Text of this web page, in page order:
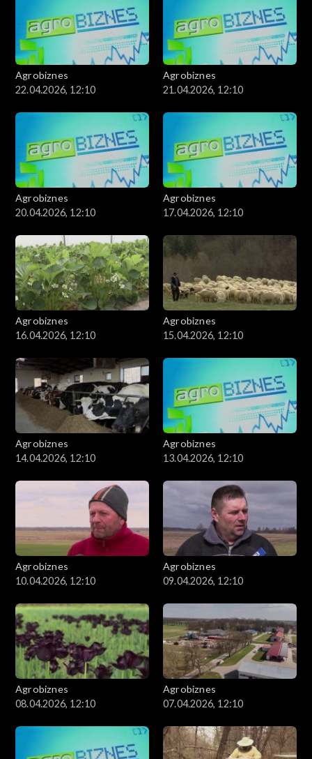
Agrobiznes
22.04.2026, 12:10
Agrobiznes
21.04.2026, 12:10
Agrobiznes
20.04.2026, 12:10
Agrobiznes
17.04.2026, 12:10
Agrobiznes
16.04.2026, 12:10
Agrobiznes
15.04.2026, 12:10
Agrobiznes
14.04.2026, 12:10
Agrobiznes
13.04.2026, 12:10
Agrobiznes
10.04.2026, 12:10
Agrobiznes
09.04.2026, 12:10
Agrobiznes
08.04.2026, 12:10
Agrobiznes
07.04.2026, 12:10